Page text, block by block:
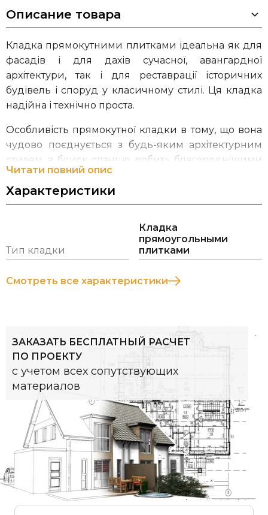
Описание товара
Кладка прямокутними плитками ідеальна як для
фасадів і для дахів сучасної, авангардної
архітектури, так і для реставрації історичних
будівель і споруд у класичному стилі. Ця кладка
надійна і технічно проста.
Особливість прямокутної кладки в тому, що вона
чудово поєднується з будь-яким архітектурним
стилем, а блиск сланцю робить благороднішими
навіть прості фасади, захищаючи їх від негоди на
віки.
У цьому виді кладки можливо використовувати
два види кріплення натурального сланцю:
Система монтажу зі
схованим кріпленням
Сланець встановлюється
вертикально і кріпиться за
Читати повний опис
Характеристики
Тип кладки
Кладка
прямоугольными
плитками
Смотреть все характеристики
ЗАКАЗАТЬ БЕСПЛАТНЫЙ РАСЧЕТ
ПО ПРОЕКТУ
с учетом всех сопутствующих
материалов